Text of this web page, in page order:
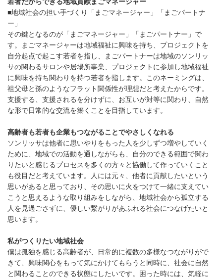
■地域社会の担い手づくり「まごマネージャー」「まごパートナ
ー」
その鍵となるのが「まごマネージャー」「まごパートナー」で
す。まごマネージャーは地域福祉に興味を持ち、プロジェクトを
自分起点で起こす若者を指し、まごパートナーは地域のソンリッ
サの関わるサロンや居場所事業、プロジェクトに参加し地域福祉
に興味を持ち関わりを持つ若者を指します。このネーミングは、
祖父母と孫のようなフラット関係性が理想だと考えたからです。
支援する、支援されるを分けずに、お互いが対等に関わり、自然
な形で日常的な交流を築くことを目指しています。
高齢者も若者も企業もつながることでやさしくなれる
ソンリッサは他者に思いやりをもった人を少しずつ増やしていく
ために、地域での活動を通しながらも、自分のできる範囲で関わ
りたいと感じるプロセスを多くの方々と協働して作っていくこと
も役目だと考えています。人には元々、他者に貢献したいという
思いがあると思っており、その思いに火をつけて一緒に支えてい
こうと思えるような取り組みをしながら、地域社会から孤立する
人を見過ごさずに、優しい繋がりがあふれる社会につなげたいと
思います。
私がつくりたい地域社会
僕は孤独を感じる高齢者が、日常的に複数の多様なつながりがで
きて、興味関心をもって気にかけてもらうと同時に、社会に自然
と関わることのできる状態にしたいです。困った時には、気軽に